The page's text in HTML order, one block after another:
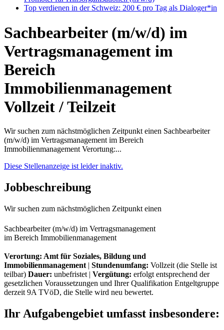
Top verdienen in der Schweiz: 200 € pro Tag als Dialoger*in
Sachbearbeiter (m/w/d) im
Vertragsmanagement im
Bereich
Immobilienmanagement
Vollzeit / Teilzeit
Wir suchen zum nächstmöglichen Zeitpunkt einen Sachbearbeiter
(m/w/d) im Vertragsmanagement im Bereich
Immobilienmanagement Verortung:...
Diese Stellenanzeige ist leider inaktiv.
Jobbeschreibung
Wir suchen zum nächstmöglichen Zeitpunkt einen
Sachbearbeiter (m/w/d) im Vertragsmanagement
im Bereich Immobilienmanagement
Verortung: Amt für Soziales, Bildung und
Immobilienmanagement | Stundenumfang: Vollzeit (die Stelle ist
teilbar) Dauer: unbefristet | Vergütung: erfolgt entsprechend der
gesetzlichen Voraussetzungen und Ihrer Qualifikation Entgeltgruppe
derzeit 9A TVöD, die Stelle wird neu bewertet.
Ihr Aufgabengebiet umfasst insbesondere: